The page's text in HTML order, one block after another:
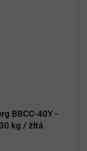
BBCC-40Y -
kg / žltá